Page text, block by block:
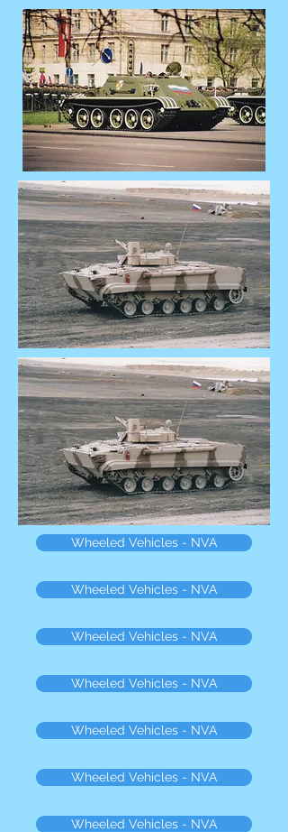
Wheeled Vehicles - NVA
Wheeled Vehicles - NVA
Wheeled Vehicles - NVA
Wheeled Vehicles - NVA
Wheeled Vehicles - NVA
Wheeled Vehicles - NVA
Wheeled Vehicles - NVA